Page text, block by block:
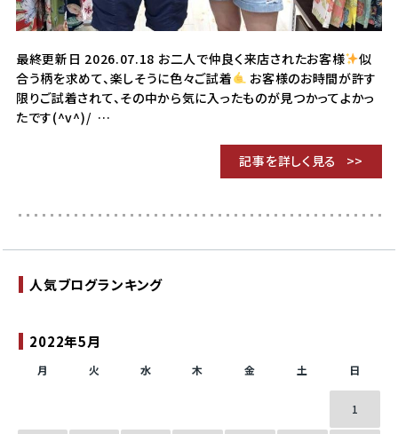
最終更新日 2026.07.18 お二人で仲良く来店されたお客様
似
合う柄を求めて、楽しそうに色々ご試着
お客様のお時間が許す
限りご試着されて、その中から気に入ったものが見つかってよかっ
たです(^v^)/ …
記事を詳しく見る
2022年5月
月 火 水 木 金 土 日
1
人気ブログランキング